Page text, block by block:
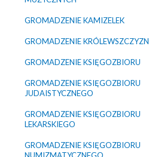
GROMADZENIE KAMIZELEK
GROMADZENIE KRÓLEWSZCZYZN
GROMADZENIE KSIĘGOZBIORU
GROMADZENIE KSIĘGOZBIORU
JUDAISTYCZNEGO
GROMADZENIE KSIĘGOZBIORU
LEKARSKIEGO
GROMADZENIE KSIĘGOZBIORU
NUMIZMATYCZNEGO